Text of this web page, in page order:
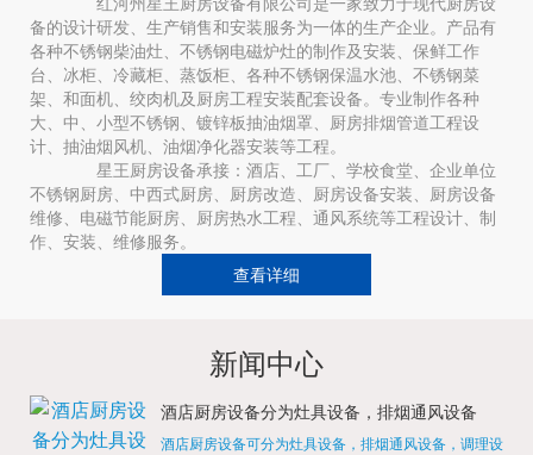
备的设计研发、生产销售和安装服务为一体的生产企业。产品有
各种不锈钢柴油灶、不锈钢电磁炉灶的制作及安装、保鲜工作
台、冰柜、冷藏柜、蒸饭柜、各种不锈钢保温水池、不锈钢菜
架、和面机、绞肉机及厨房工程安装配套设备。专业制作各种
大、中、小型不锈钢、镀锌板抽油烟罩、厨房排烟管道工程设
计、抽油烟风机、油烟净化器安装等工程。
星王厨房设备承接：酒店、工厂、学校食堂、企业单位
不锈钢厨房、中西式厨房、厨房改造、厨房设备安装、厨房设备
维修、电磁节能厨房、厨房热水工程、通风系统等工程设计、制
作、安装、维修服务。
查看详细
新闻中心
酒店厨房设备分为灶具设备，排烟通风设备
酒店厨房设备可分为灶具设备，排烟通风设备，调理设